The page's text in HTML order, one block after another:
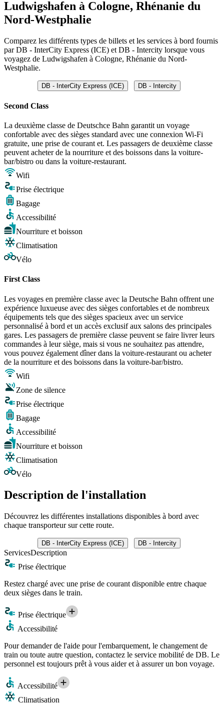
Ludwigshafen à Cologne, Rhénanie du
Nord-Westphalie
Comparez les différents types de billets et les services à bord fournis
par DB - InterCity Express (ICE) et DB - Intercity lorsque vous
voyagez de Ludwigshafen à Cologne, Rhénanie du Nord-
Westphalie.
DB - InterCity Express (ICE) DB - Intercity
Second Class
La deuxième classe de Deutschce Bahn garantit un voyage
confortable avec des sièges standard avec une connexion Wi-Fi
gratuite, une prise de courant et. Les passagers de deuxième classe
peuvent acheter de la nourriture et des boissons dans la voiture-
bar/bistro ou dans la voiture-restaurant.
Wifi
Prise électrique
Bagage
Accessibilité
Nourriture et boisson
Climatisation
Vélo
First Class
Les voyages en première classe avec la Deutsche Bahn offrent une
expérience luxueuse avec des sièges confortables et de nombreux
équipements tels que des sièges spacieux avec un service
personnalisé à bord et un accès exclusif aux salons des principales
gares. Les passagers de première classe peuvent se faire livrer leurs
commandes à leur siège, mais si vous ne souhaitez pas attendre,
vous pouvez également dîner dans la voiture-restaurant ou acheter
de la nourriture et des boissons dans la voiture-bar/bistro.
Wifi
Zone de silence
Prise électrique
Bagage
Accessibilité
Nourriture et boisson
Climatisation
Vélo
Description de l'installation
Découvrez les différentes installations disponibles à bord avec
chaque transporteur sur cette route.
DB - InterCity Express (ICE) DB - Intercity
ServicesDescription
Prise électrique
Restez chargé avec une prise de courant disponible entre chaque
deux sièges dans le train.
Prise électrique
Accessibilité
Pour demander de l'aide pour l'embarquement, le changement de
train ou toute autre question, contactez le service mobilité de DB. Le
personnel est toujours prêt à vous aider et à assurer un bon voyage.
Accessibilité
Climatisation